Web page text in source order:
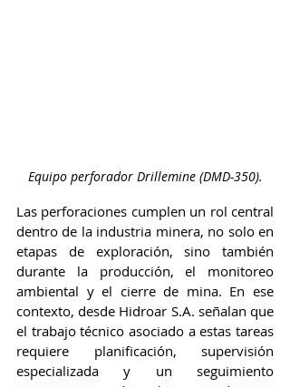
Equipo perforador Drillemine (DMD-350).
Las perforaciones cumplen un rol central
dentro de la industria minera, no solo en
etapas de exploración, sino también
durante la producción, el monitoreo
ambiental y el cierre de mina. En ese
contexto, desde Hidroar S.A. señalan que
el trabajo técnico asociado a estas tareas
requiere planificación, supervisión
especializada y un seguimiento